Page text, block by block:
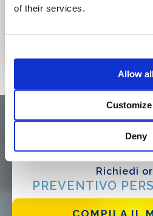
of their services.
Allow
Customize
Deny
Richiedi
PREVENTIVO
COMPILA IL